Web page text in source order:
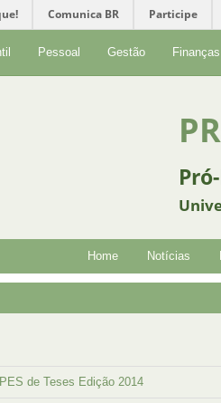
Comunica BR Participe
Pessoal Gestão Finanças
Home Notícias
de Teses Edição 2014